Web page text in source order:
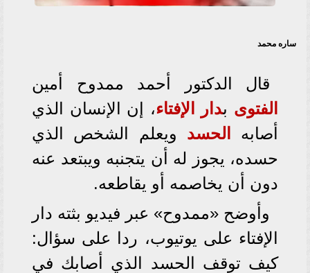
ساره محمد
قال الدكتور أحمد ممدوح أمين
الفتوى بدار الإفتاء، إن الإنسان الذي
أصابه
الحسد ويعلم الشخص الذي
حسده، يجوز له أن يتجنبه ويبتعد عنه
دون أن يخاصمه أو يقاطعه.
وأوضح «ممدوح» عبر فيديو بثته دار
الإفتاء على يوتيوب، ردا على سؤال:
كيف توقف الحسد الذي أصابك في